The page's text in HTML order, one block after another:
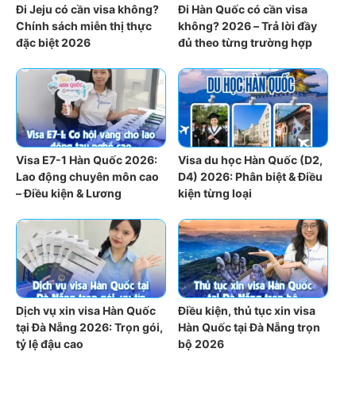
Đi Jeju có cần visa không?
Chính sách miễn thị thực
đặc biệt 2026
Đi Hàn Quốc có cần visa
không? 2026 – Trả lời đầy
đủ theo từng trường hợp
Visa E7-1 Hàn Quốc 2026:
Lao động chuyên môn cao
– Điều kiện & Lương
Visa du học Hàn Quốc (D2,
D4) 2026: Phân biệt & Điều
kiện từng loại
Dịch vụ xin visa Hàn Quốc
tại Đà Nẵng 2026: Trọn gói,
tỷ lệ đậu cao
Điều kiện, thủ tục xin visa
Hàn Quốc tại Đà Nẵng trọn
bộ 2026